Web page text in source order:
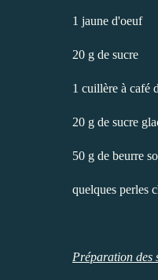
1 jaune d'oeuf
20 g de sucre
1 cuillère à café
20 g de sucre
50 g de beurre
quelques perles
Préparation des